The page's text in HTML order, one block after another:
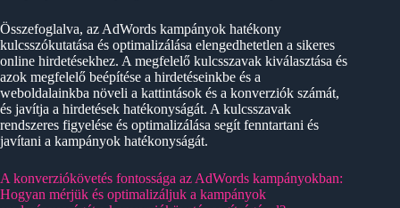
Összefoglalva, az AdWords kampányok hatékony
kulcsszókutatása és optimalizálása elengedhetetlen a sikeres
online hirdetésekhez. A megfelelő kulcsszavak kiválasztása és
azok megfelelő beépítése a hirdetéseinkbe és a
weboldalainkba növeli a kattintások és a konverziók számát,
és javítja a hirdetések hatékonyságát. A kulcsszavak
rendszeres figyelése és optimalizálása segít fenntartani és
javítani a kampányok hatékonyságát.
A konverziókövetés fontossága az AdWords kampányokban:
Hogyan mérjük és optimalizáljuk a kampányok